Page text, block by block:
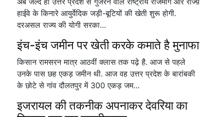
हाईवे के किनारे आयुर्वेदिक जड़ी-बूटियों की खेती शुरू होगी.
दरअसल राज्य की योगी सरका…
इंच-इंच जमीन पर खेती करके कमाते है मुनाफा
किसान रामसरन मात्र आठवीं क्लास तक पढ़े है. आज से पहले
उनके पास छह एकड़ जमीन थी. आज वह उत्तर प्रदेश के बारांबकी
के छोटे से गांव दौलतपुर में 300 एकड़ जम…
इजरायल की तकनीक अपनाकर देवरिया का